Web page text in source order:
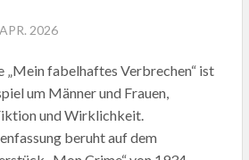
2026
fabelhaftes Verbrechen“ ist
um Männer und Frauen,
und Wirk­lichkeit.
beruht auf dem